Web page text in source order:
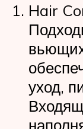
Hair
уход,